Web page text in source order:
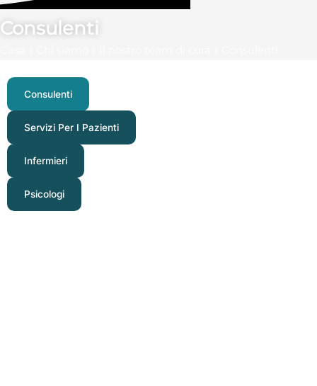
Consulenti
Consulenti
Servizi Per I Pazienti
Infermieri
Psicologi